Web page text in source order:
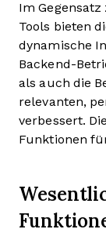
Im
Tools bieten
dynamische
Backend-
als auch die
relevanten,
verbessert.
Funktionen